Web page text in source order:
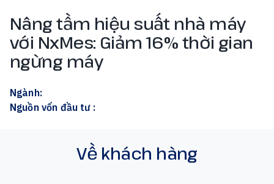
Nâng tầm hiệu suất nhà máy
với NxMes: Giảm 16% thời gian
ngừng máy
Ngành:
Nguồn vốn đầu tư :
Về khách hàng